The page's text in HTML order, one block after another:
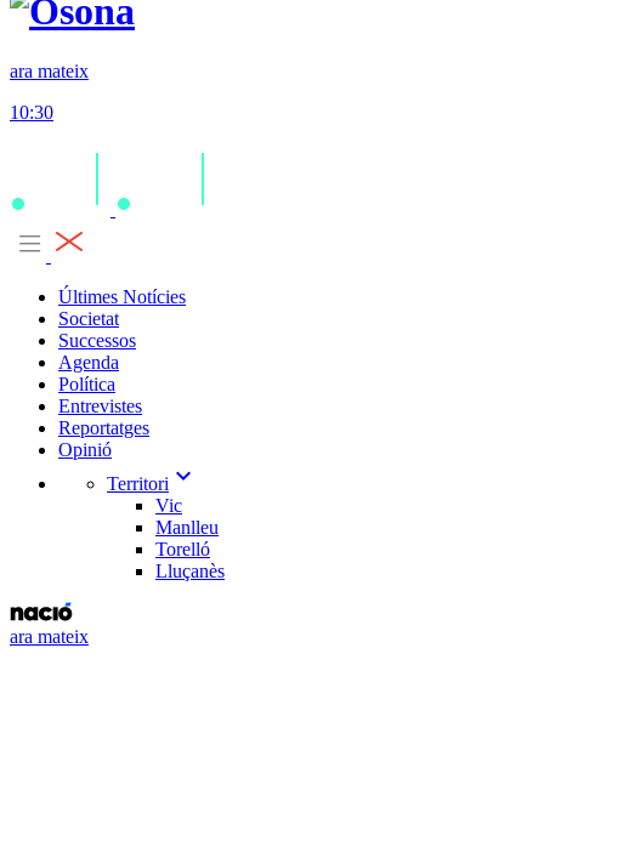
ara mateix
10:30
Últimes Notícies
Societat
Successos
Agenda
Política
Entrevistes
Reportatges
Opinió
Territori expand_more
Vic
Manlleu
Torelló
Lluçanès
ara mateix